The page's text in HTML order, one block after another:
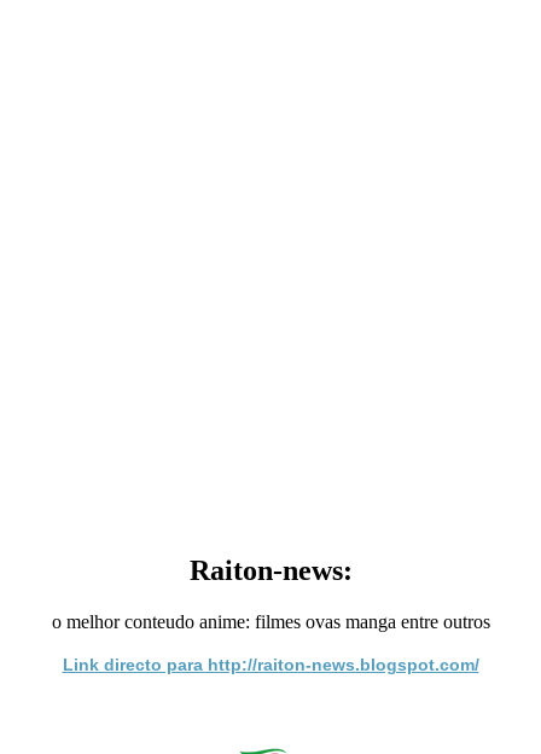
Raiton-news:
o melhor conteudo anime: filmes ovas manga entre outros
Link directo para http://raiton-news.blogspot.com/